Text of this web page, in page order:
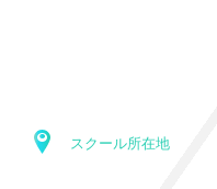
スクール所在地